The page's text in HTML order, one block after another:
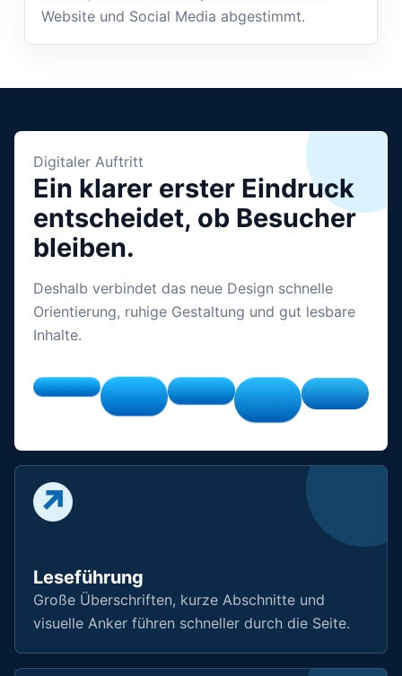
Website und Social Media abgestimmt.
Digitaler Auftritt
Ein klarer erster Eindruck
entscheidet, ob Besucher
bleiben.
Deshalb verbindet das neue Design schnelle
Orientierung, ruhige Gestaltung und gut lesbare
Inhalte.
↗
Leseführung
Große Überschriften, kurze Abschnitte und
visuelle Anker führen schneller durch die Seite.